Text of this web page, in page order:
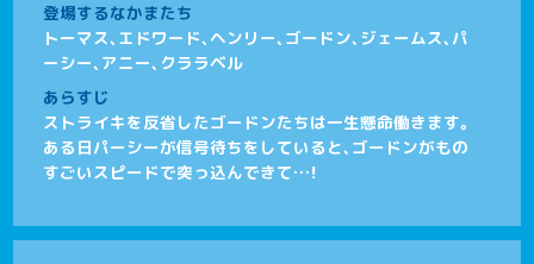
登場するなかまたち
トーマス、エドワード、ヘンリー、ゴードン、ジェームス、パ
ーシー、アニー、クララベル
あらすじ
ストライキを反省したゴードンたちは一生懸命働きます。
ある日パーシーが信号待ちをしていると、ゴードンがもの
すごいスピードで突っ込んできて…！